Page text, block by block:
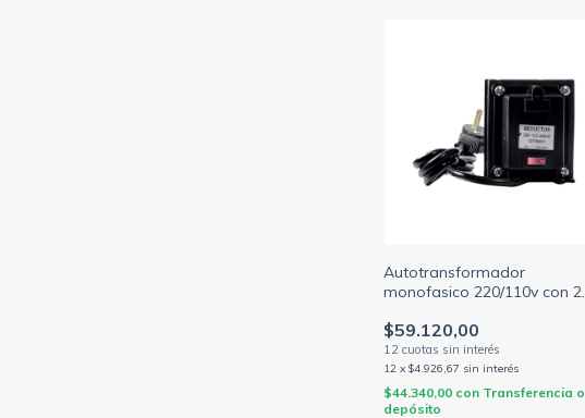
Autotransformador
monofasico 220/110v con 2
(GENERICO)
$59.120,00
12 x$4.926,67 sin interés
$44.340,00 con Transferencia o
depósito